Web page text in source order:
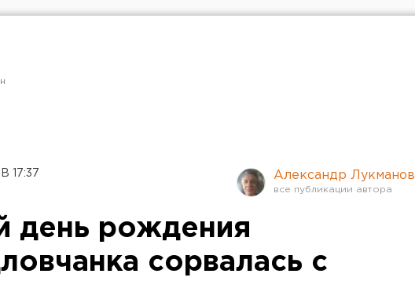
17:37 Александр Лукманов
день рождения
сорвалась с